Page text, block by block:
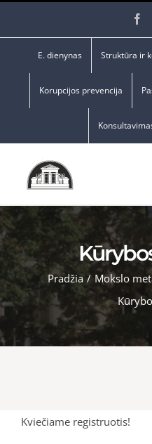
E. dienynas Struktūra ir
Korupcijos prevencija
Pradžia / Mokslo
Kviečiame registruotis!